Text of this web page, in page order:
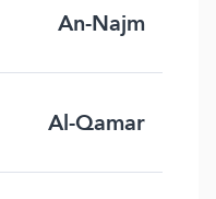
An-Najm
Al-Qamar